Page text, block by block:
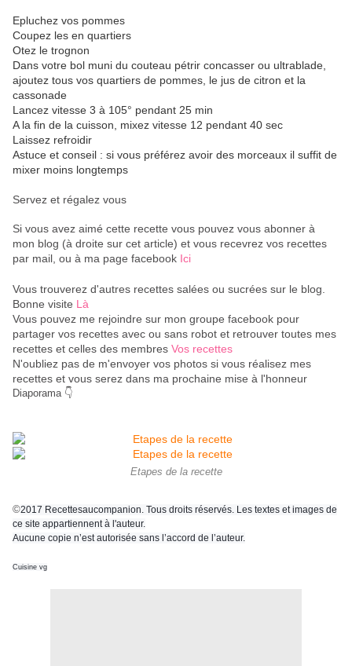
Epluchez vos pommes
Coupez les en quartiers
Otez le trognon
Dans votre bol muni du couteau pétrir concasser ou ultrablade,
ajoutez tous vos quartiers de pommes, le jus de citron et la
cassonade
Lancez vitesse 3 à 105° pendant 25 min
A la fin de la cuisson, mixez vitesse 12 pendant 40 sec
Laissez refroidir
Astuce et conseil : si vous préférez avoir des morceaux il suffit de
mixer moins longtemps
Servez et régalez vous
Si vous avez aimé cette recette vous pouvez vous abonner à
mon blog (à droite sur cet article) et vous recevrez vos recettes
par mail, ou à ma page facebook Ici
Vous trouverez d'autres recettes salées ou sucrées sur le blog.
Bonne visite Là
Vous pouvez me rejoindre sur mon groupe facebook pour
partager vos recettes avec ou sans robot et retrouver toutes mes
recettes et celles des membres Vos recettes
N'oubliez pas de m'envoyer vos photos si vous réalisez mes
recettes et vous serez dans ma prochaine mise à l'honneur
Diaporama 👇
Etapes de la recette
©2017 Recettesaucompanion. Tous droits réservés. Les textes et images de
ce site appartiennent à l'auteur.
Aucune copie n’est autorisée sans l’accord de l’auteur.
Cuisine vg